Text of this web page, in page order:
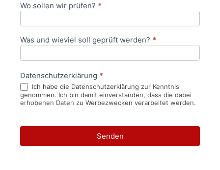
Wo sollen wir prüfen? *
Was und wieviel soll geprüft werden? *
Datenschutzerklärung *
Ich habe die Datenschutzerklärung zur Kenntnis
genommen. Ich bin damit einverstanden, dass die dabei
erhobenen Daten zu Werbezwecken verarbeitet werden.
Senden